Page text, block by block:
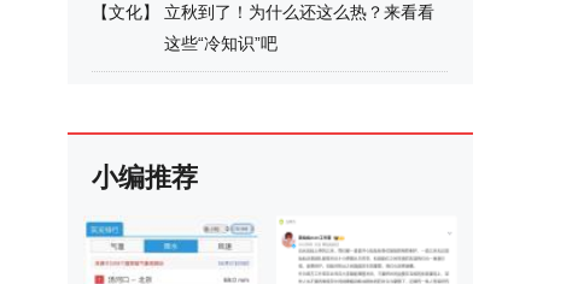
【文化】
立秋到了！为什么还这么热？来看看
这些“冷知识”吧
小编推荐